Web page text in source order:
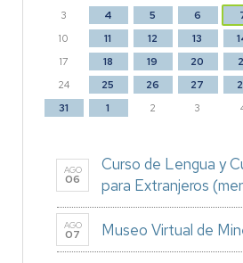
3
4 5 6
10
11 12 13
17
18 19 20
24
25 26 27
31
1 2 3
AGO
06
Curso de Lengua y
para Extranjeros
AGO
07 Museo Virtual de